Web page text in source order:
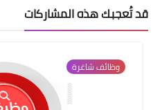
قد تُعجبك هذه المشاركات
وظائف شاغرة